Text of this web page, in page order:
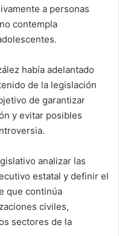
a personas
contempla
había adelantado
de la legislación
de garantizar
y evitar posibles
analizar las
estatal y definir el
que continúa
civiles,
sectores de la